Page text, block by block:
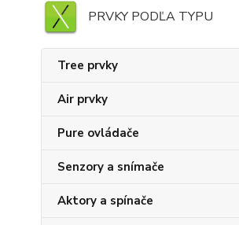
PRVKY PODĽA TYPU
Tree prvky
Air prvky
Pure ovládače
Senzory a snímače
Aktory a spínače